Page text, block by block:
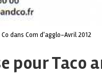
Co dans Com d'agglo-Avril 2012
Taco